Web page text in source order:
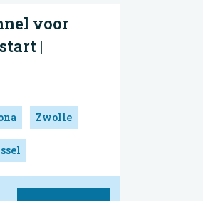
voor
|
Zwolle